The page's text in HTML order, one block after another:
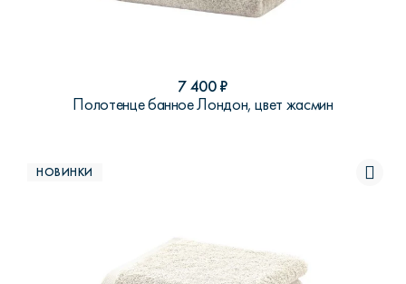
7 400₽
Полотенце банное Лондон, цвет жасмин
НОВИНКИ